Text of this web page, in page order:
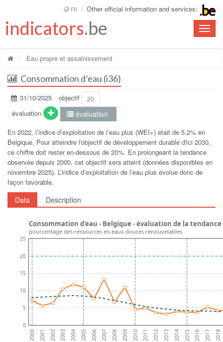
FR Other official information and services:
Toggle
indicators.be
Eau propre et assainissement
Consommation d’eau (i36)
31/10/2025 objectif 20
évaluation évaluation
En 2022, l’indice d’exploitation de l’eau plus (WEI+) était de 5,2% en
Belgique. Pour atteindre lʹobjectif de développement durable dʹici 2030,
ce chiffre doit rester en-dessous de 20%. En prolongeant la tendance
observée depuis 2000, cet objectif sera atteint (données disponibles en
novembre 2025). L’indice d’exploitation de l’eau plus évolue donc de
façon favorable.
Data Description
2000 2001 2002 2003 2004 2005 2006 2007 2008 2009 2010 2011 2012 2013 2014 2015 2016 2017 2018
0
5
10
15
20
25
Consommation d'eau - Belgique - évaluation de la tendance
pourcentage des ressources en eaux douces renouvelables